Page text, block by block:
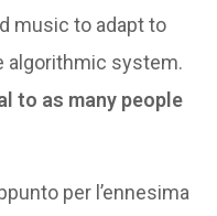
music to adapt to
algorithmic system.
to as many people
per l’ennesima